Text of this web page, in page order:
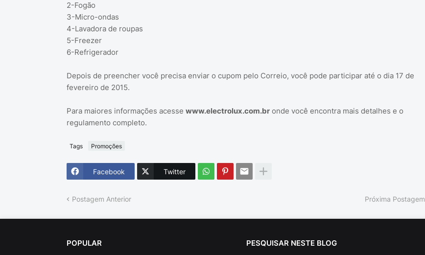
2-Fogão
3-Micro-ondas
4-Lavadora de roupas
5-Freezer
6-Refrigerador
Depois de preencher você precisa enviar o cupom pelo Correio, você pode participar até o dia 17 de
fevereiro de 2015.
Para maiores informações acesse www.electrolux.com.bronde você encontra mais detalhes e o
regulamento completo.
Tags Promoções
Facebook Twitter
Postagem Anterior Próxima Postagem
POPULAR PESQUISAR NESTE BLOG